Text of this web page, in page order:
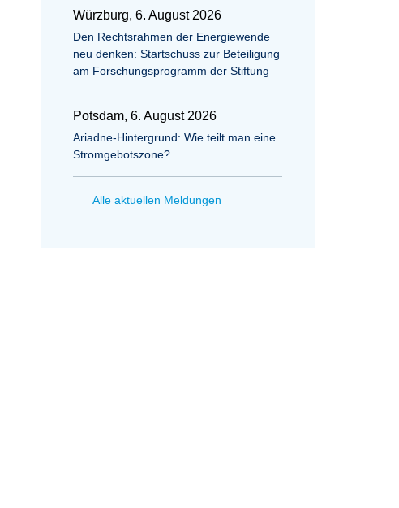
Würzburg, 6. August 2026
Den Rechtsrahmen der Energiewende
neu denken: Startschuss zur Beteiligung
am Forschungsprogramm der Stiftung
Potsdam, 6. August 2026
Ariadne-Hintergrund: Wie teilt man eine
Stromgebotszone?
Alle aktuellen Meldungen